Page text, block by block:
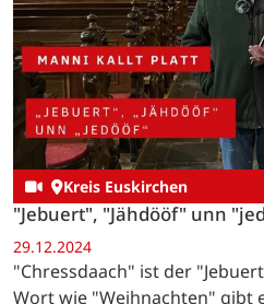
Kreis Euskirchen
"Jebuert", "Jähdööf" unn
29.12.2024
"Chressdaach" ist der
Wort wie "Weihnachten" gibt